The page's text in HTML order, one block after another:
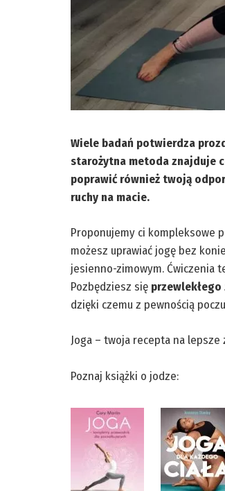
Wiele badań potwierdza
starożytna metoda znajduje
poprawić również twoją
ruchy na macie.
Proponujemy ci kompleksowe
możesz uprawiać jogę bez
jesienno-zimowym. Ćwiczenia
Pozbędziesz się
dzięki czemu z pewnością
Joga – twoja recepta na lepsze
Poznaj książki o jodze: